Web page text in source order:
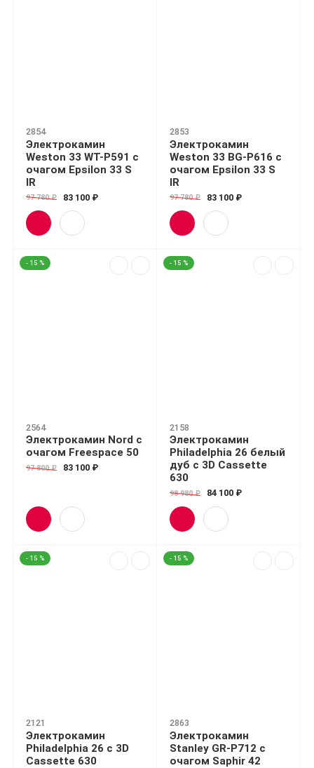
2854
Электрокамин
Weston 33 WT-P591 с
очагом Epsilon 33 S
IR
97 780 ₽ 83 100 ₽
2853
Электрокамин
Weston 33 BG-P616 с
очагом Epsilon 33 S
IR
97 780 ₽ 83 100 ₽
- 15 %
2564
Электрокамин Nord с
очагом Freespace 50
97 800 ₽ 83 100 ₽
- 15 %
2158
Электрокамин
Philadelphia 26 белый
дуб с 3D Cassette
630
98 980 ₽ 84 100 ₽
- 15 %
2121
Электрокамин
Philadelphia 26 с 3D
Cassette 630
- 15 %
2863
Электрокамин
Stanley GR-P712 с
очагом Saphir 42